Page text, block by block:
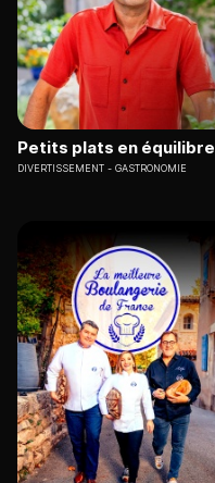
Petits plats en équilibre
DIVERTISSEMENT GASTRONOMIE